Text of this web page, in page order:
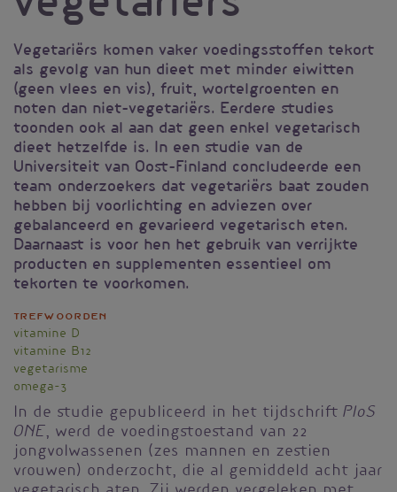
Vegetariërs komen vaker voedingsstoffen tekort
als gevolg van hun dieet met minder eiwitten
(geen vlees en vis), fruit, wortelgroenten en
noten dan niet-vegetariërs. Eerdere studies
toonden ook al aan dat geen enkel vegetarisch
dieet hetzelfde is. In een studie van de
Universiteit van Oost-Finland concludeerde een
team onderzoekers dat vegetariërs baat zouden
hebben bij voorlichting en adviezen over
gebalanceerd en gevarieerd vegetarisch eten.
Daarnaast is voor hen het gebruik van verrijkte
producten en supplementen essentieel om
tekorten te voorkomen.
Trefwoorden
vitamine D
vitamine B12
vegetarisme
omega-3
In de studie gepubliceerd in het tijdschrift PloS
ONE, werd de voedingstoestand van 22
jongvolwassenen (zes mannen en zestien
vrouwen) onderzocht, die al gemiddeld acht jaar